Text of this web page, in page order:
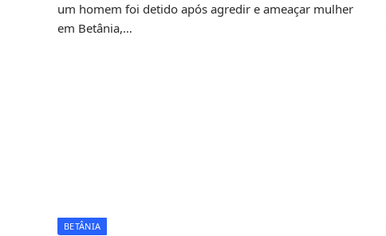
um homem foi detido após agredir e ameaçar mulher
em Betânia,…
BETÂNIA